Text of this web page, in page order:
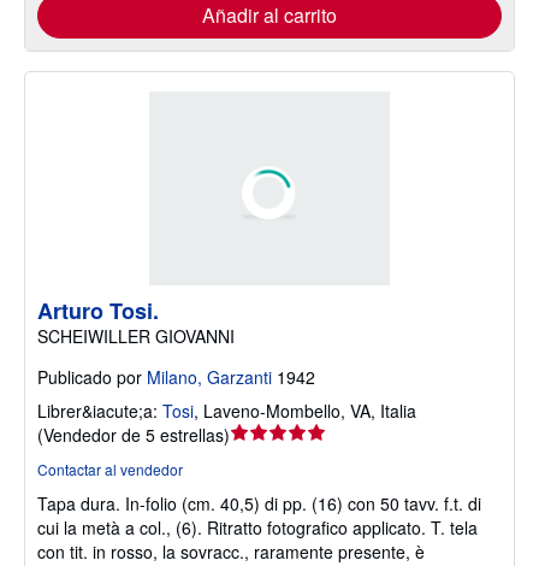
Añadir al carrito
Arturo Tosi.
SCHEIWILLER GIOVANNI
Publicado por Milano, Garzanti 1942
Librer&iacute;a: Tosi, Laveno-Mombello, VA, Italia
(Vendedor de 5 estrellas)Calificación
5
de
5
Contactar al vendedor
Tapa dura. In-folio (cm. 40,5) di pp. (16) con 50 tavv. f.t. di
cui la metà a col., (6). Ritratto fotografico applicato. T. tela
con tit. in rosso, la sovracc., raramente presente, è